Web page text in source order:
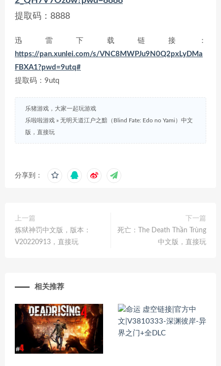
提取码：8888
迅雷下载链接：
https://pan.xunlei.com/s/VNC8MWPJu9N0Q2pxLyDMa
FBXA1?pwd=9utq#
提取码：9utq
乐猪游戏，大家一起玩游戏
乐啦啦游戏 » 无明天道江户之黯（Blind Fate: Edo no Yami）中文
版，直接玩
分享到：
上一篇
炼狱神罚中文版，版本：
V20220913，直接玩
下一篇
死亡：The Death Thần Trùng
中文版，直接玩
相关推荐